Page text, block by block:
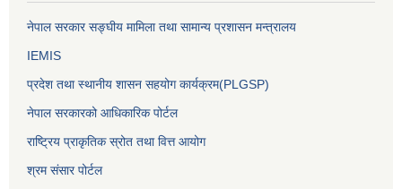
नेपाल सरकार सङ्घीय मामिला तथा सामान्य प्रशासन मन्त्रालय
IEMIS
प्रदेश तथा स्थानीय शासन सहयोग कार्यक्रम(PLGSP)
नेपाल सरकारको आधिकारिक पोर्टल
राष्ट्रिय प्राकृतिक स्रोत तथा वित्त आयोग
श्रम संसार पोर्टल